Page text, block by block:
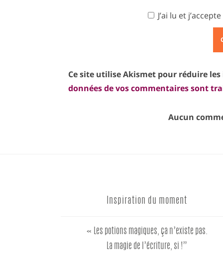
J’ai lu et
Ce site utilise Akismet pour réduire
données de vos commentaires sont
Aucun
Inspiration du moment
« Les potions magiques, ça n’existe pas.
La magie de l’écriture, si !”